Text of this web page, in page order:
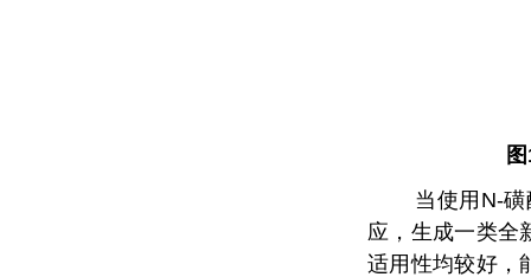
图
当使用 N-磺
应，生成一类全
适用性均较好，